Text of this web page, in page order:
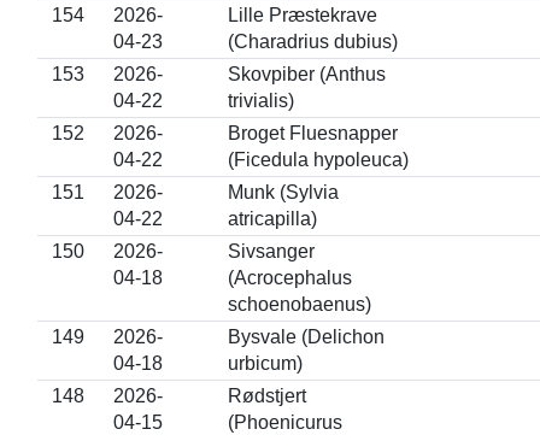
154
2026-
04-23
Lille Præstekrave
(Charadrius dubius)
153
2026-
04-22
Skovpiber (Anthus
trivialis)
152
2026-
04-22
Broget Fluesnapper
(Ficedula hypoleuca)
151
2026-
04-22
Munk (Sylvia
atricapilla)
150
2026-
04-18
Sivsanger
(Acrocephalus
schoenobaenus)
149
2026-
04-18
Bysvale (Delichon
urbicum)
148
2026-
04-15
Rødstjert
(Phoenicurus